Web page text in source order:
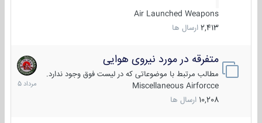
Air Launched Weapons
2,413 ارسال ها
متفرقه در مورد نیروی هوایی
مطالب مرتبط با موضوعاتی که در لیست فوق وجود ندارد.
Miscellaneous Airforcce
10,208 ارسال ها
7
مرداد
1405